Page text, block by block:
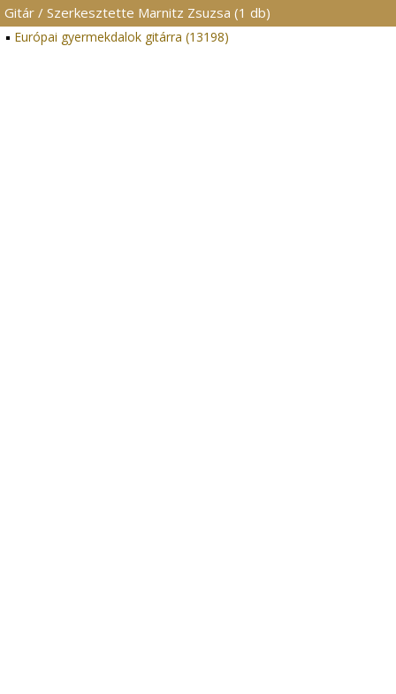
Gitár / Szerkesztette Marnitz Zsuzsa (1 db)
Európai gyermekdalok gitárra (13198)